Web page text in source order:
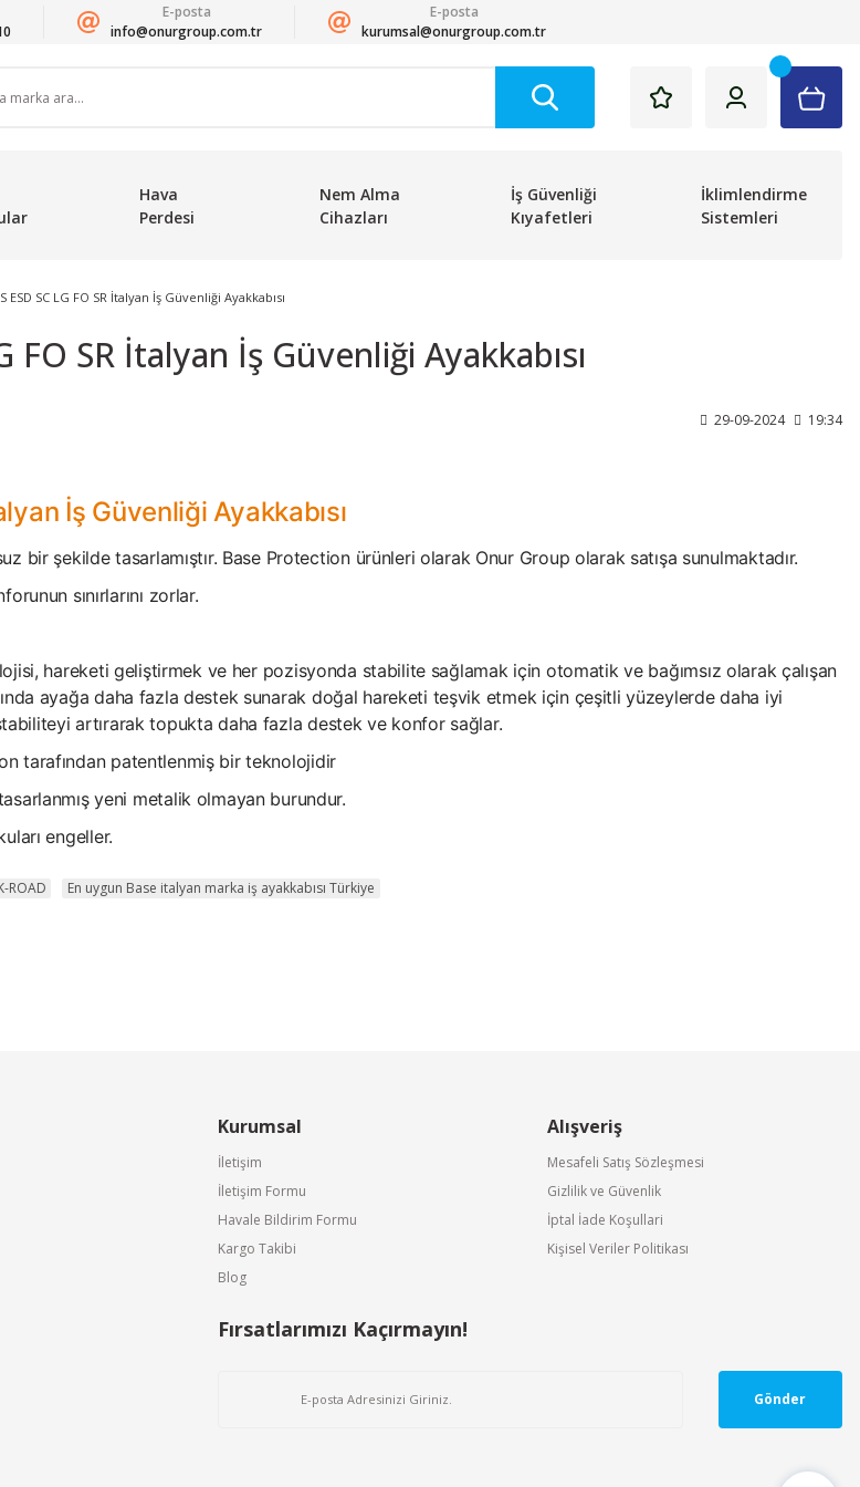
E-posta
info@onurgroup.com.tr
E-posta
kurumsal@onurgroup.com.tr
Hava
Perdesi
Nem Alma
Cihazları
İş Güvenliği
Kıyafetleri
İklimlendirme
Sistemleri
SC LG FO SR İtalyan İş Güvenliği Ayakkabısı
FO SR İtalyan İş Güvenliği Ayakkabısı
29-09-2024 19:34
İş Güvenliği Ayakkabısı
bir şekilde tasarlamıştır. Base Protection ürünleri olarak Onur Group olarak satışa sunulmaktadır.
sınırlarını zorlar.
hareketi geliştirmek ve her pozisyonda stabilite sağlamak için otomatik ve bağımsız olarak çalışan
ayağa daha fazla destek sunarak doğal hareketi teşvik etmek için çeşitli yüzeylerde daha iyi
artırarak topukta daha fazla destek ve konfor sağlar.
tarafından patentlenmiş bir teknolojidir
yeni metalik olmayan burundur.
engeller.
ROAD En uygun Base italyan marka iş ayakkabısı Türkiye
Kurumsal
İletişim
İletişim Formu
Havale Bildirim Formu
Kargo Takibi
Blog
Alışveriş
Mesafeli Satış Sözleşmesi
Gizlilik ve Güvenlik
İptal İade Koşullari
Kişisel Veriler Politikası
Fırsatlarımızı Kaçırmayın!
Gönder